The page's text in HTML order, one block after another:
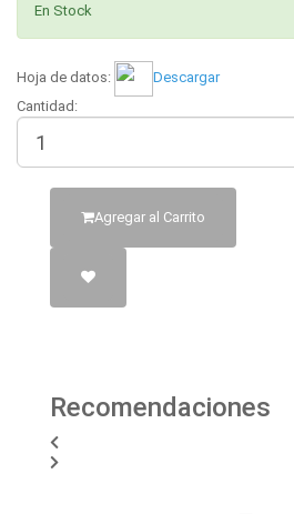
En Stock
Hoja de datos:
Descargar
Cantidad:
Agregar al Carrito
Recomendaciones